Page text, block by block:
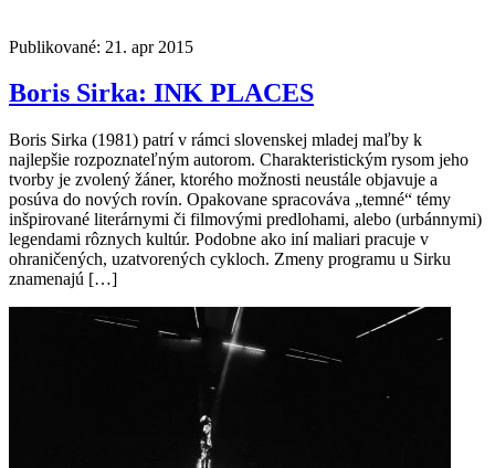
Publikované: 21. apr 2015
Boris Sirka: INK PLACES
Boris Sirka (1981) patrí v rámci slovenskej mladej maľby k
najlepšie rozpoznateľným autorom. Charakteristickým rysom jeho
tvorby je zvolený žáner, ktorého možnosti neustále objavuje a
posúva do nových rovín. Opakovane spracováva „temné“ témy
inšpirované literárnymi či filmovými predlohami, alebo (urbánnymi)
legendami rôznych kultúr. Podobne ako iní maliari pracuje v
ohraničených, uzatvorených cykloch. Zmeny programu u Sirku
znamenajú […]